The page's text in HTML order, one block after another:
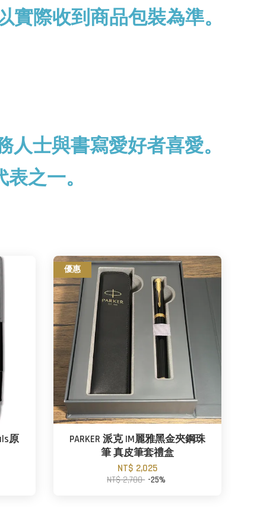
際收到商品包裝為準。
士與書寫愛好者喜愛。
之一。
原
優惠
PARKER 派克 IM麗雅黑金夾鋼珠
筆 真皮筆套禮盒
NT$ 2,025
NT$ 2,700 -25%